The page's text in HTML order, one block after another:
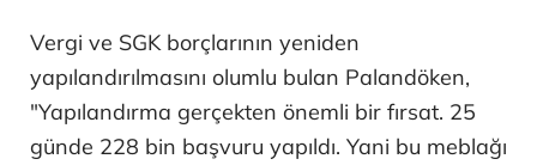
Vergi ve SGK borçlarının yeniden
yapılandırılmasını olumlu bulan Palandöken,
"Yapılandırma gerçekten önemli bir fırsat. 25
günde 228 bin başvuru yapıldı. Yani bu meblağı